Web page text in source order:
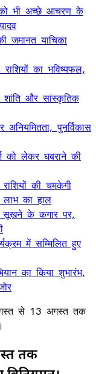
को भी अच्छे आचरण के
जमानत याचिका
का भविष्यफल,
शांति और सांस्कृतिक
पुनर्विकास
को लेकर घबराने की
की चमकेगी
का हाल
सूखने के कगार पर,
में सम्मिलित हुए
का किया शुभारंभ,
से 13 अगस्त तक
तक